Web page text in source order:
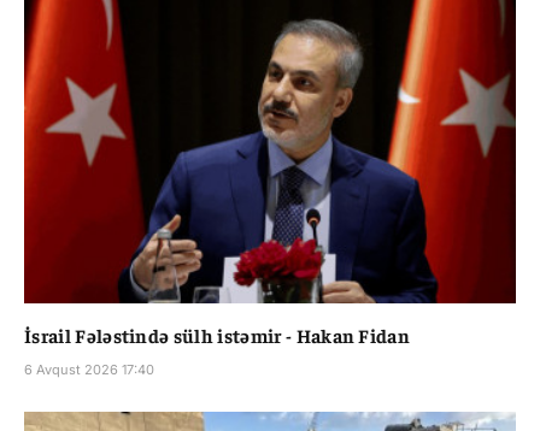
İsrail Fələstində sülh istəmir - Hakan Fidan
6 Avqust 2026 17:40